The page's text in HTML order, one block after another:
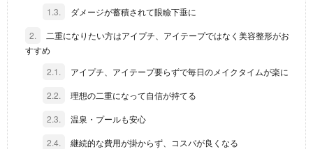
1.3.
ダメージが蓄積されて眼瞼下垂に
2.
二重になりたい方はアイプチ、アイテープではなく美容整形がお
すすめ
2.1.
アイプチ、アイテープ要らずで毎日のメイクタイムが楽に
2.2.
理想の二重になって自信が持てる
2.3.
温泉・プールも安心
2.4.
継続的な費用が掛からず、コスパが良くなる